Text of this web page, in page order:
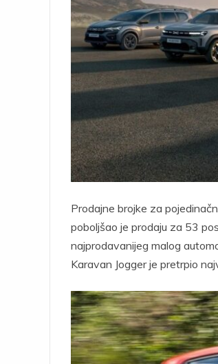
Prodajne brojke za
poboljšao je prodaju za 53
najprodavanijeg malog
Karavan Jogger je pretrpio